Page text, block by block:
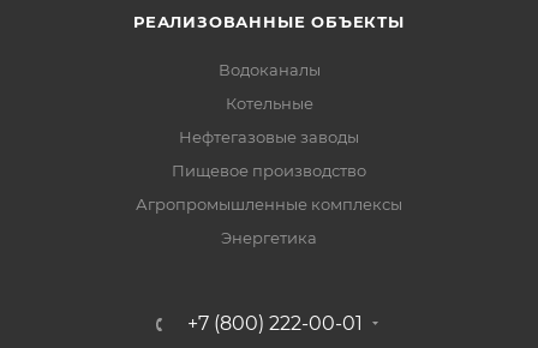
РЕАЛИЗОВАННЫЕ ОБЪЕКТЫ
Водоканалы
Котельные
Нефтегазовые заводы
Пищевое производство
Агропромышленные комплексы
Энергетика
+7 (800) 222-00-01